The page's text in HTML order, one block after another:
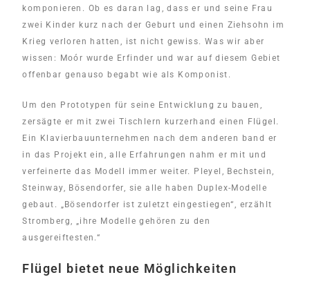
komponieren. Ob es daran lag, dass er und seine Frau
zwei Kinder kurz nach der Geburt und einen Ziehsohn im
Krieg verloren hatten, ist nicht gewiss. Was wir aber
wissen: Moór wurde Erfinder und war auf diesem Gebiet
offenbar genauso begabt wie als Komponist.
Um den Prototypen für seine Entwicklung zu bauen,
zersägte er mit zwei Tischlern kurzerhand einen Flügel.
Ein Klavierbauunternehmen nach dem anderen band er
in das Projekt ein, alle Erfahrungen nahm er mit und
verfeinerte das Modell immer weiter. Pleyel, Bechstein,
Steinway, Bösendorfer, sie alle haben Duplex-Modelle
gebaut. „Bösendorfer ist zuletzt eingestiegen“, erzählt
Stromberg, „ihre Modelle gehören zu den
ausgereiftesten.“
Flügel bietet neue Möglichkeiten